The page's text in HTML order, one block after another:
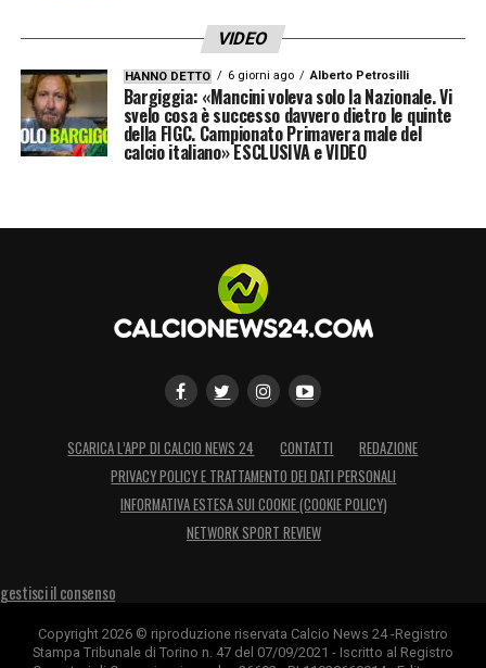
VIDEO
HANNO DETTO 6 giorni ago Alberto Petrosilli
Bargiggia: «Mancini voleva solo la Nazionale. Vi
svelo cosa è successo davvero dietro le quinte
della FIGC. Campionato Primavera male del
calcio italiano» ESCLUSIVA e VIDEO
SCARICA L’APP DI CALCIO NEWS 24 CONTATTI
REDAZIONE
PRIVACY POLICY E TRATTAMENTO DEI DATI PERSONALI
INFORMATIVA ESTESA SUI COOKIE (COOKIE POLICY)
NETWORK SPORT REVIEW
gestisci il consenso
Copyright 2026 © riproduzione riservata Calcio News 24 -Registro
Stampa Tribunale di Torino n. 47 del 07/09/2021 - Iscritto al Registro